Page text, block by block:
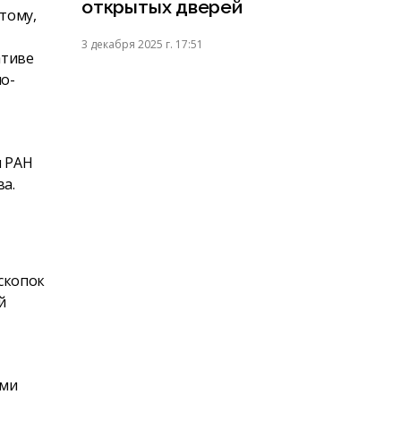
РАН
открытых дверей
3 декабря 2025 г. 17:51